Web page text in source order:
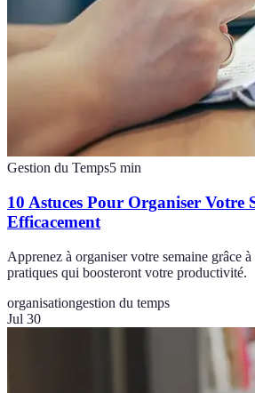
Gestion du Temps5 min
10 Astuces Pour Organiser Votre
Efficacement
Apprenez à organiser votre semaine grâce à
pratiques qui boosteront votre productivité.
organisationgestion du temps
Jul 30